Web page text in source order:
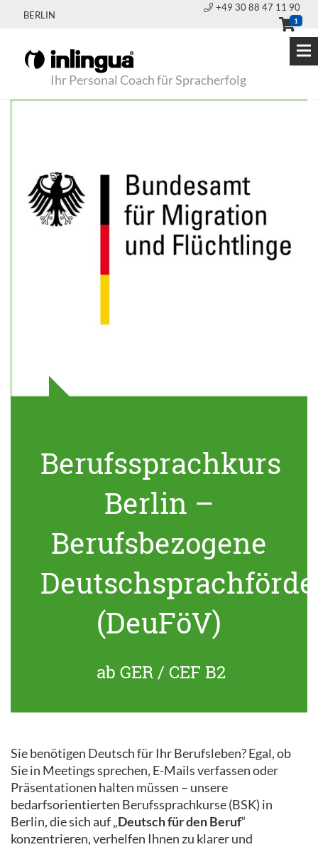
BERLIN
+49 30 88 47 11 90
1
Ihr Personal Coach für Spracherfolg
Berufssprachkurs
Berlin –
Berufsbezogene
(DeuFöV)
ab GER / CEF B2
Sie benötigen Deutsch für Ihr Berufsleben? Egal, ob
Sie in Meetings sprechen, E-Mails verfassen oder
Präsentationen halten müssen – unsere
bedarfsorientierten Berufssprachkurse (BSK) in
Berlin, die sich auf „Deutsch für den Beruf“
konzentrieren, verhelfen Ihnen zu klarer und